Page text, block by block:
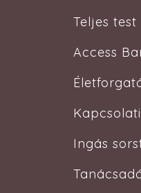
Teljes
Access
Ingás